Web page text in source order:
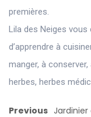
premières.
Lila des Neiges
d’apprendre à
manger, à
herbes, herbes
Previous